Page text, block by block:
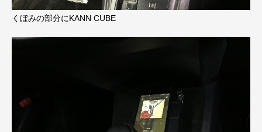
くぼみの部分にKANN CUBE